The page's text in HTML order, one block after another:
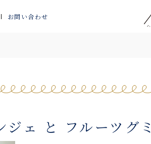
お問い合わせ
ジェ と フルーツグミ